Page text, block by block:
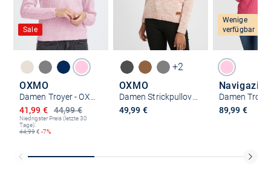
Sale
OXMO
44,99 €
Ermäßigter Preis
41,99 €
Niedrigster Preis (letzte 30
Tage):
44,99€ -7%
+2
OXMO
49,99 €
Wenige
verfügbar
Damen
89,99 €